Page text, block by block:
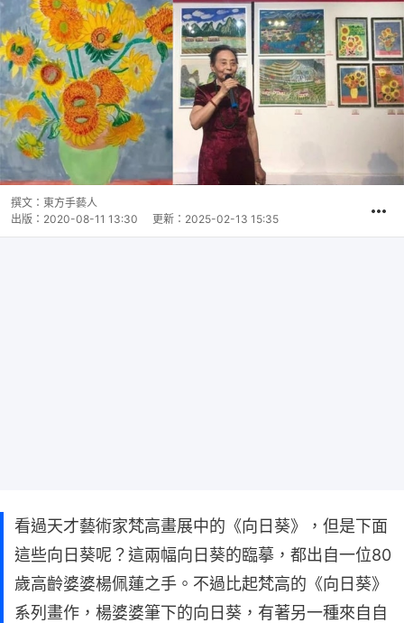
撰文： 東方手藝人
出版： 2020-08-11 13:30 更新： 2025-02-13 15:35
看過天才藝術家梵高畫展中的《向日葵》，但是下面
這些向日葵呢？這兩幅向日葵的臨摹，都出自一位80
歲高齡婆婆楊佩蓮之手。不過比起梵高的《向日葵》
系列畫作，楊婆婆筆下的向日葵，有著另一種來自自